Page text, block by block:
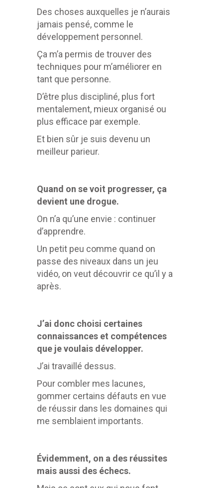
Des choses auxquelles je n’aurais
jamais pensé, comme le
développement personnel.
Ça m’a permis de trouver des
techniques pour m’améliorer en
tant que personne.
D’être plus discipliné, plus fort
mentalement, mieux organisé ou
plus efficace par exemple.
Et bien sûr je suis devenu un
meilleur parieur.
Quand on se voit progresser, ça
devient une drogue.
On n’a qu’une envie : continuer
d’apprendre.
Un petit peu comme quand on
passe des niveaux dans un jeu
vidéo, on veut découvrir ce qu’il y a
après.
J’ai donc choisi certaines
connaissances et compétences
que je voulais développer.
J’ai travaillé dessus.
Pour combler mes lacunes,
gommer certains défauts en vue
de réussir dans les domaines qui
me semblaient importants.
Évidemment, on a des réussites
mais aussi des échecs.